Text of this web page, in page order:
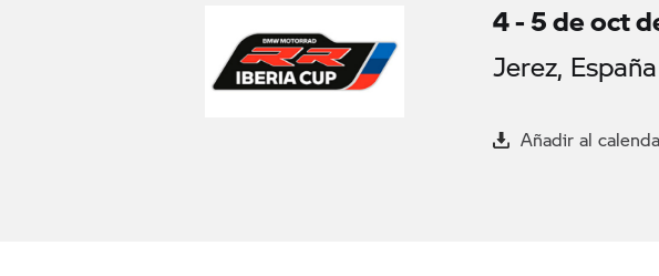
4 - 5 de oct
Jerez, España
Añadir al